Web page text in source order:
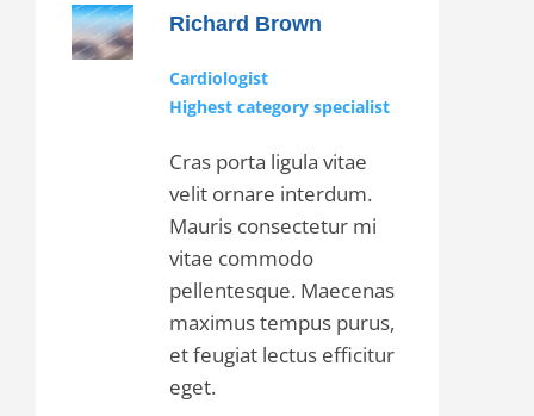
Richard Brown
Cardiologist
Highest category specialist
Cras porta ligula vitae
velit ornare interdum.
Mauris consectetur mi
vitae commodo
pellentesque. Maecenas
maximus tempus purus,
et feugiat lectus efficitur
eget.